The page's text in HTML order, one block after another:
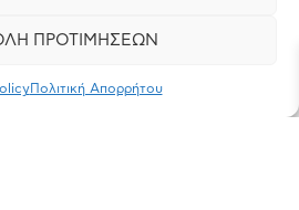
ΠΡΟΤΙΜΉΣΕΩΝ
Πολιτική Απορρήτου